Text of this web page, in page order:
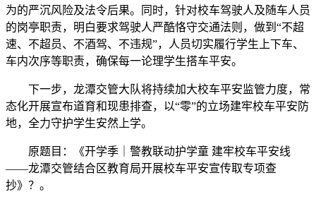
为的严沉风险及法令后果。同时，针对校车驾驶人及随车人员
的岗亭职责，明白要求驾驶人严酷恪守交通法则，做到“不超
速、不超员、不酒驾、不违规”，人员切实履行学生上下车、
车内次序等职责，确保每一论理学生搭车平安。
下一步，龙潭交管大队将持续加大校车平安监管力度，常
态化开展宣布道育和现患排查，以“零”的立场建牢校车平安防
地，全力守护学生安然上学。
原题目：《开学季｜警教联动护学童 建牢校车平安线
——龙潭交管结合区教育局开展校车平安宣传取专项查
抄》？。